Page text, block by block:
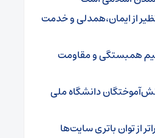
از ایمان،همدلی و خدمت
همبستگی و مقاومت
دانش‌آموختگان دانشگاه ملی
از توان باتری سایت‌ها